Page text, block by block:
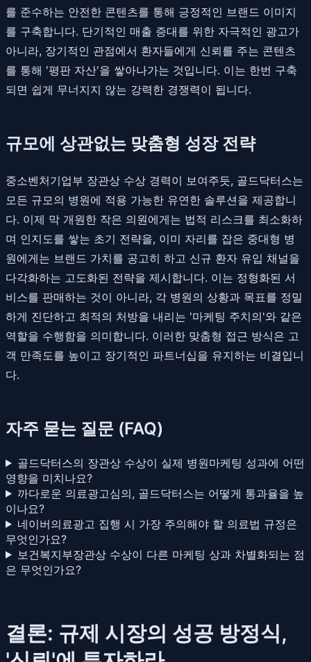
를 준수하는 안전한 콘텐츠를 통해 긍정적인 브랜드 이미지
를 구축합니다. 단기적인 매출 증대를 위한 자극적인 광고가
아니라, 장기적인 관점에서 환자들에게 신뢰를 주는 콘텐츠
를 통해 '평판 자산'을 쌓아나가는 것입니다. 이는 한번 구축
되면 쉽게 무너지지 않는 강력한 경쟁력이 됩니다.
규모에 상관없는 맞춤형 성장 전략
중소벤처기업부 장관상 수상 경력이 보여주듯, 골드닥터스는
모든 규모의 병원에 적용 가능한 유연한 솔루션을 제공합니
다. 이제 막 개원한 작은 의원에게는 법적 리스크를 최소화하
며 인지도를 쌓는 초기 전략을, 이미 자리를 잡은 중대형 병
원에게는 브랜드 가치를 공고히 하고 신규 환자 유입 채널을
다각화하는 고도화된 전략을 제시합니다. 이는 정형화된 서
비스를 판매하는 것이 아니라, 각 병원의 상황과 목표를 정밀
하게 진단하고 최적의 처방을 내리는 '마케팅 주치의'와 같은
역할을 수행함을 의미합니다. 이러한 맞춤형 접근 방식은 고
객 만족도를 높이고 장기적인 파트너십을 유지하는 비결입니
다.
자주 묻는 질문 (FAQ)
골드닥터스의 장관상 수상이 실제 병원마케팅 성과에 어떤
영향을 미치나요?
까다로운 의료광고심의, 골드닥터스는 어떻게 통과율을 높
이나요?
네이버의료광고 집행 시 가장 주의해야 할 의료법 규정은
무엇인가요?
보건복지부장관상 수상이 다른 마케팅 상과 차별화되는 점
은 무엇인가요?
결론: 규제 시장의 성공 방정식,